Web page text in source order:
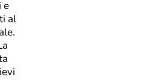
e
al